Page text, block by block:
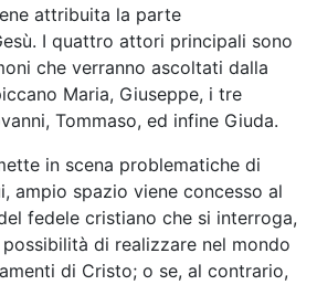
attribuita la parte
I quattro attori principali sono
che verranno ascoltati dalla
Maria, Giuseppe, i tre
Tommaso, ed infine Giuda.
in scena problematiche di
ampio spazio viene concesso al
fedele cristiano che si interroga,
di realizzare nel mondo
di Cristo; o se, al contrario,